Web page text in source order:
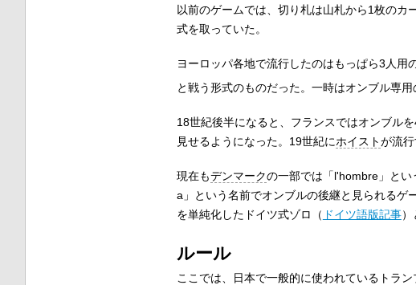
以前のゲームでは、切り札は山札から1枚のカ
式を取っていた。
ヨーロッパ各地で流行したのはもっぱら3人
と戦う形式のものだった。一時はオンブル専
18世紀後半になると、フランスではオンブル
見せるようになった。19世紀にホイストが流
現在もデンマークの一部では「l'hombre」とい
a 」という名前でオンブルの後継と見られるゲ
を単純化したドイツ式ゾロ（ ドイツ語版記事）
ルール
ここでは、日本で一般的に使われているトラ